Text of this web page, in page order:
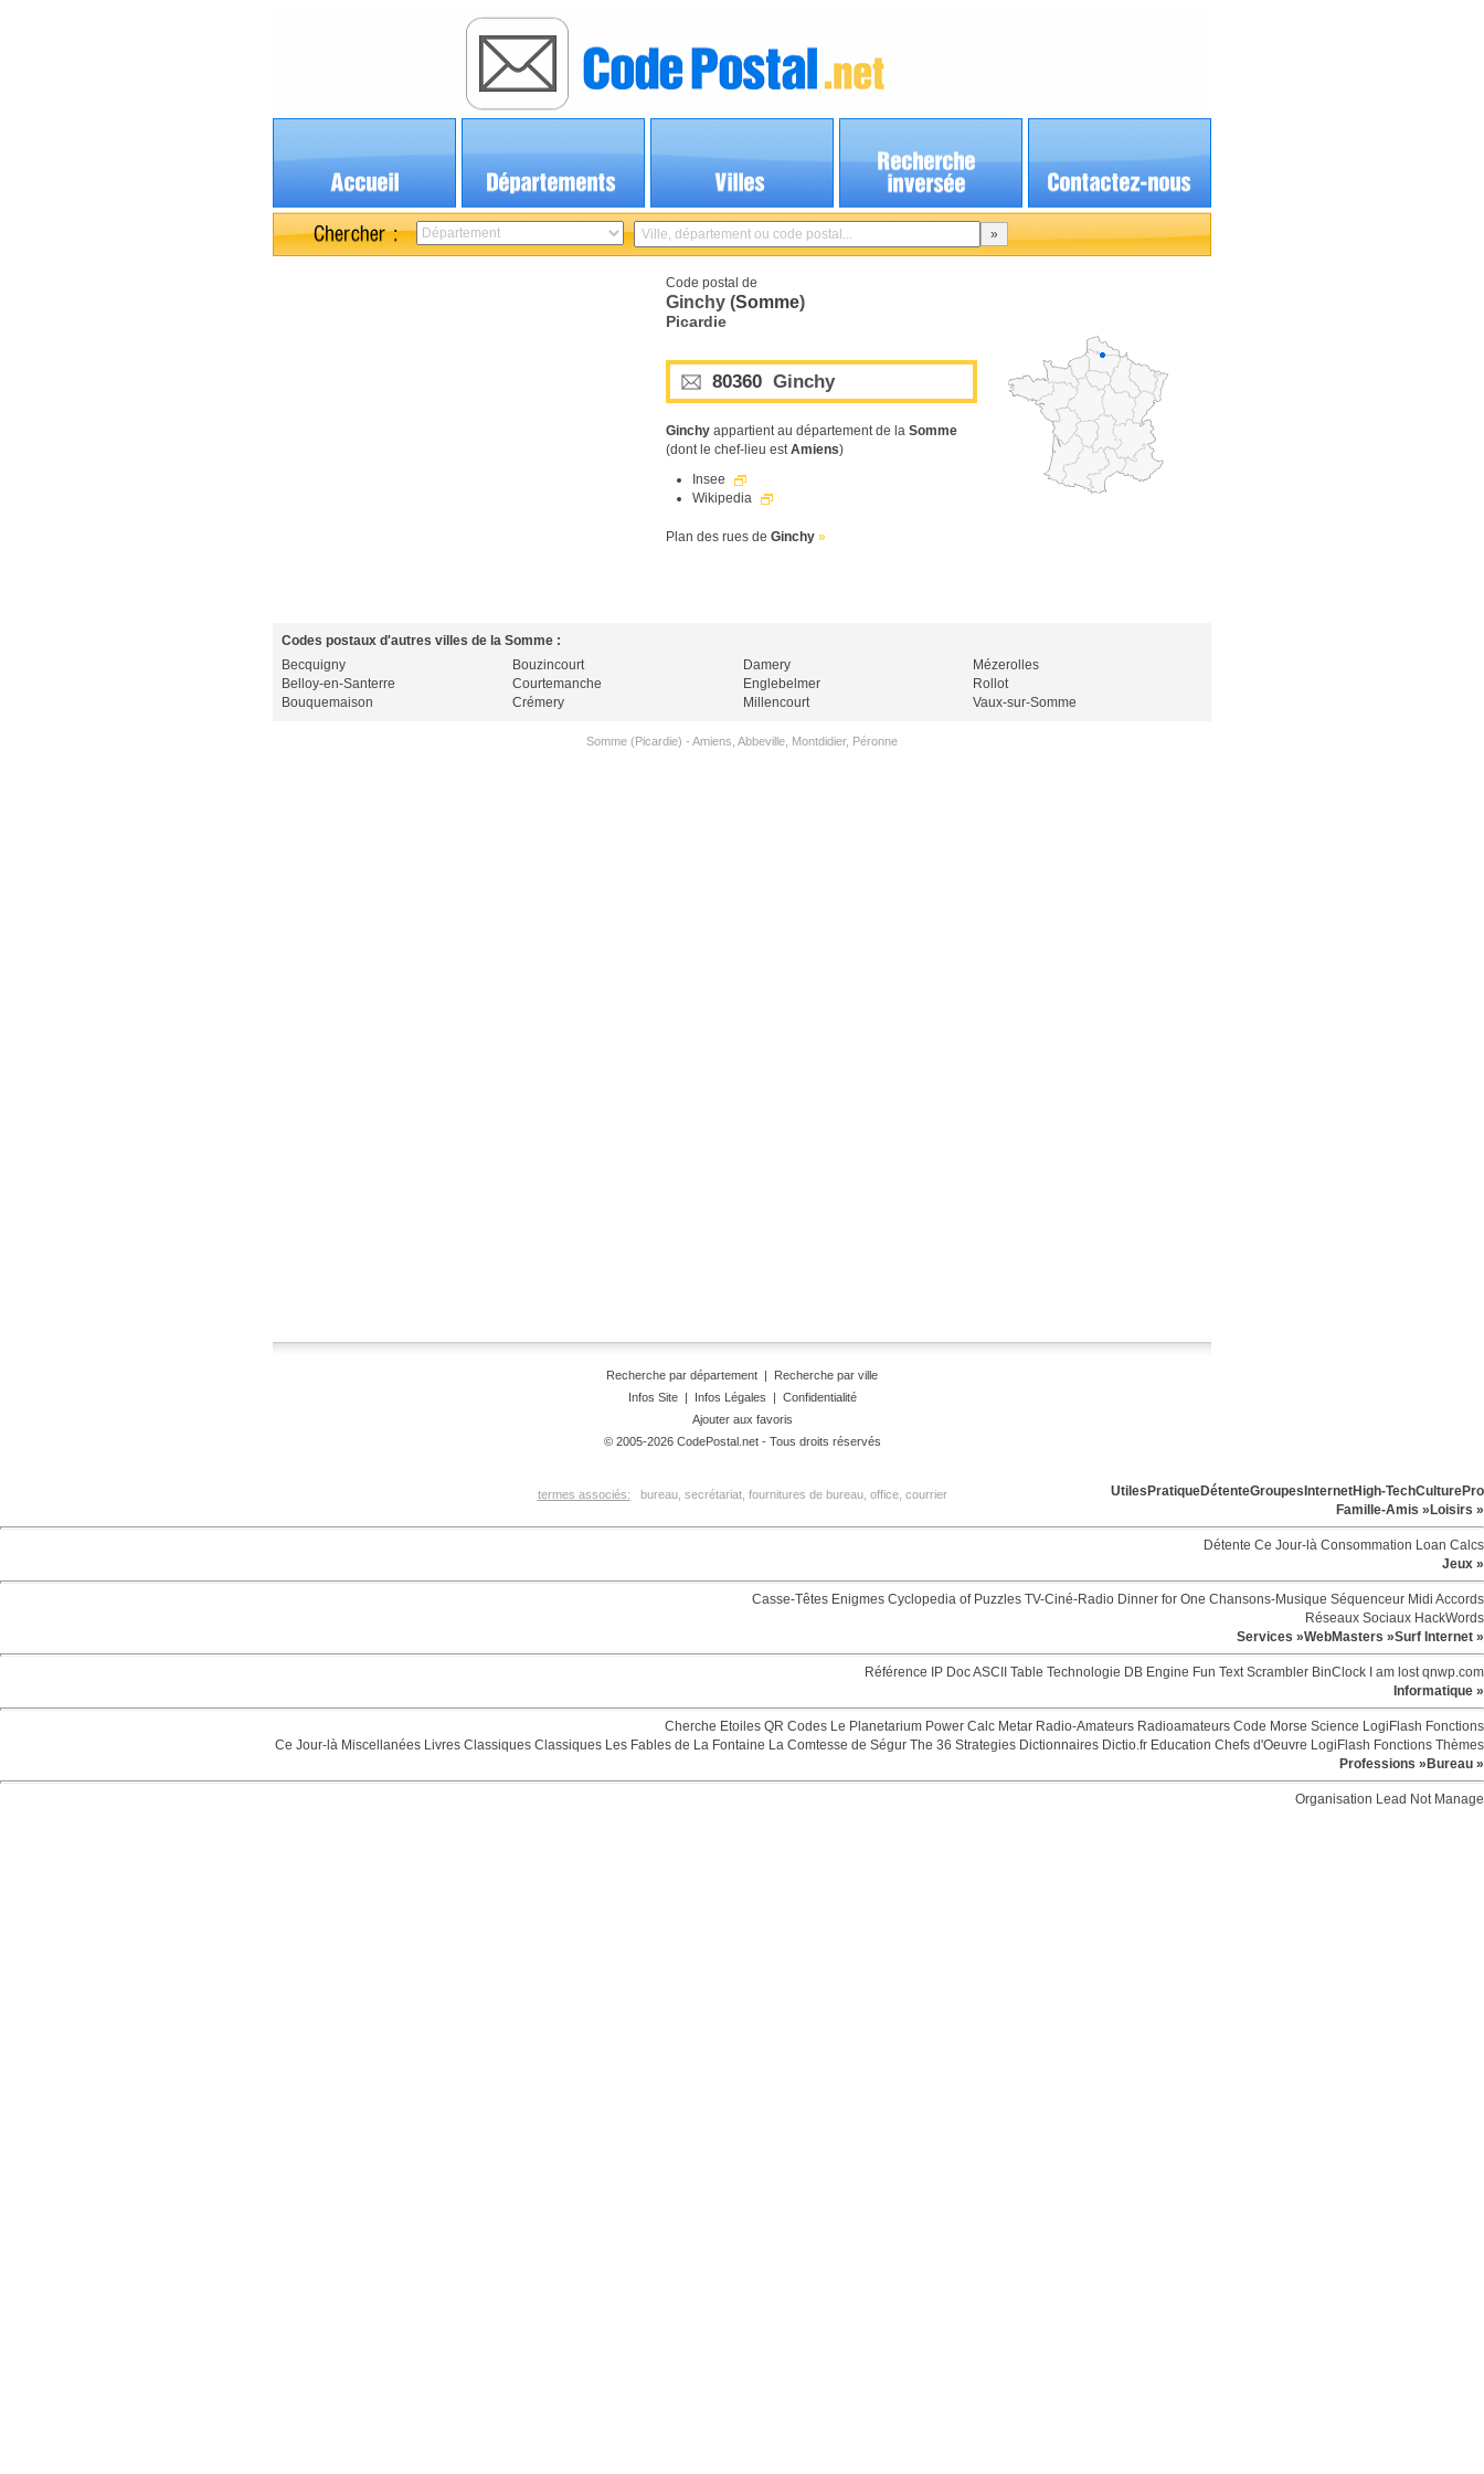
Code postal de
Ginchy (Somme)
Picardie
80360 Ginchy
Ginchy appartient au département de la Somme
(dont le chef-lieu estAmiens)
Insee
Wikipedia
Plan des rues de Ginchy »
Codes postaux d'autres villes de la Somme :
Becquigny
Belloy-en-Santerre
Bouquemaison
Bouzincourt
Courtemanche
Crémery
Damery
Englebelmer
Millencourt
Mézerolles
Rollot
Vaux-sur-Somme
Somme (Picardie) - Amiens Abbeville Montdidier, Péronne
Recherche par département | Recherche par ville
Infos Site| Infos Légales | Confidentialité
Ajouter aux favoris
© 2005-2026 CodePostal.net - Tous droits réservés
termes associés: bureau, secrétariat, fournitures de bureau, office, courrier Utiles PratiqueDétenteGroupes InternetHigh-TechCulturePro
Famille-Amis » Loisirs »
Détente Ce Jour-là Consommation Loan Calcs
Jeux »
Casse-Têtes Enigmes Cyclopedia of Puzzles TV-Ciné-Radio Dinner for One Chansons-Musique Séquenceur Midi Accords
Réseaux Sociaux HackWords
Services »WebMasters »Surf Internet »
Référence IP DocASCII Table Technologie DB Engine Fun Text Scrambler BinClock I am lostqnwp.com
Informatique »
Cherche Etoiles QR Codes Le Planetarium Power Calc Metar Radio-Amateurs Radioamateurs Code Morse Science LogiFlash Fonctions
Ce Jour-là Miscellanées Livres Classiques Classiques Les Fables de La Fontaine La Comtesse de Ségur The 36 Strategies Dictionnaires Dictio.fr Education Chefs d'Oeuvre LogiFlash Fonctions Thèmes
Professions » Bureau »
Organisation Lead Not Manage